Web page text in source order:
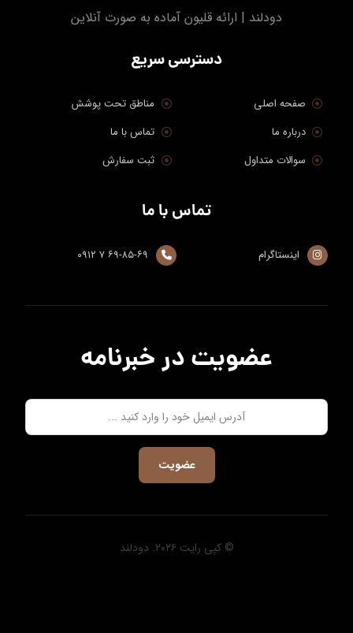
دودلند | ارائه قلیون آماده به صورت آنلاین
دسترسی سریع
صفحه اصلی
مناطق تحت پوشش
درباره ما
تماس با ما
سوالات متداول
ثبت سفارش
تماس با ما
۶۹-۸۵-۶۹ ۷ ۰۹۱۲ اینستاگرام
عضویت در خبرنامه
عضویت
© کپی رایت ۲۰۲۶. دودلند